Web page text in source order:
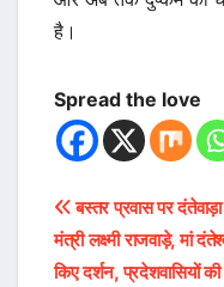
है।
Spread the love
Post
बस्तर प्रवास पर
मंत्री लक्ष्मी राजवाड़े, मां
किए दर्शन, प्रदेशवासियों